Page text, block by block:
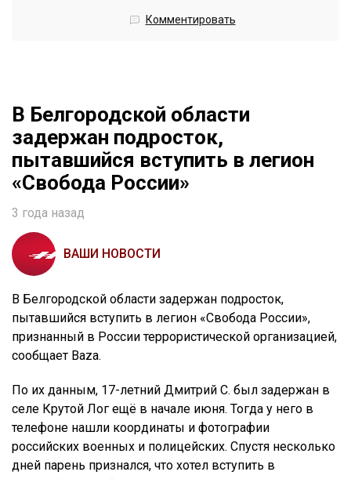
Комментировать
В Белгородской области
задержан подросток,
пытавшийся вступить в легион
«Свобода России»
3 года назад
ВАШИ НОВОСТИ
В Белгородской области задержан подросток,
пытавшийся вступить в легион «Свобода России»,
признанный в России террористической организацией,
сообщает Baza.
По их данным, 17-летний Дмитрий С. был задержан в
селе Крутой Лог ещё в начале июня. Тогда у него в
телефоне нашли координаты и фотографии
российских военных и полицейских. Спустя несколько
дней парень признался, что хотел вступить в